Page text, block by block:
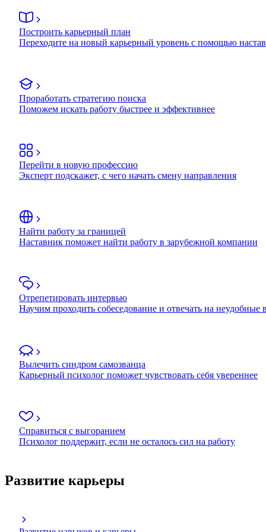
Построить карьерный план
Переходите на новый карьерный уровень с помощью
Проработать стратегию поиска
Поможем искать работу быстрее и эффективнее
Перейти в новую профессию
Эксперт подскажет, с чего начать смену направления
Найти работу за границей
Наставник поможет найти работу в зарубежной компании
Отрепетировать интервью
Научим проходить собеседование и отвечать на неудобные
Вылечить синдром самозванца
Карьерный психолог поможет чувствовать себя увереннее
Справиться с выгоранием
Психолог поддержит, если не осталось сил на работу
Развитие карьеры